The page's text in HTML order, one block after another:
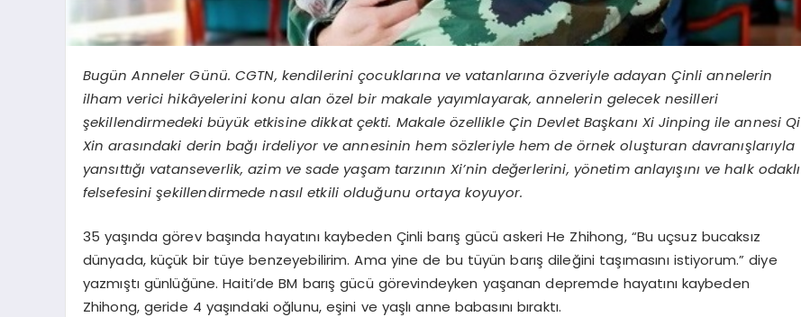
Bugün Anneler Günü. CGTN, kendilerini çocuklarına ve vatanlarına özveriyle adayan Çinli annelerin
ilham verici hikâyelerini konu alan özel bir makale yayımlayarak, annelerin gelecek nesilleri
şekillendirmedeki büyük etkisine dikkat çekti. Makale özellikle Çin Devlet Başkanı Xi Jinping ile annesi Qi
Xin arasındaki derin bağı irdeliyor ve annesinin hem sözleriyle hem de örnek oluşturan davranışlarıyla
yansıttığı vatanseverlik, azim ve sade yaşam tarzının Xi’nin değerlerini, yönetim anlayışını ve halk odaklı
felsefesini şekillendirmede nasıl etkili olduğunu ortaya koyuyor.
35 yaşında görev başında hayatını kaybeden Çinli barış gücü askeri He Zhihong, “Bu uçsuz bucaksız
dünyada, küçük bir tüye benzeyebilirim. Ama yine de bu tüyün barış dileğini taşımasını istiyorum.” diye
yazmıştı günlüğüne. Haiti’de BM barış gücü görevindeyken yaşanan depremde hayatını kaybeden
Zhihong, geride 4 yaşındaki oğlunu, eşini ve yaşlı anne babasını bıraktı.